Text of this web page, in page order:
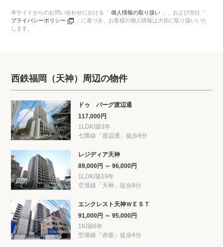
本サイトからのお問い合わせにおける「個人情報の取り扱い 」、 および当社「
プライバシーポリシー
」に基づき、 お客様の個人情報は大切に取り扱いいた
します。
西鉄福岡（天神）周辺の物件
ドゥ バーグ渡辺通
117,000円
1LDK/築3年
七隈線「渡辺通」徒歩8分
レジディア天神
89,000円 ～ 96,000円
1LDK/築19年
空港線「天神」徒歩8分
エンクレスト天神ＷＥＳＴ
91,000円 ～ 95,000円
1K/築6年
空港線「赤坂」徒歩4分